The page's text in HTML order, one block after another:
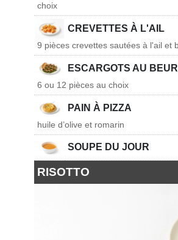
choix
CREVETTES À L'AIL
9 pièces crevettes sautées à l'ail et
ESCARGOTS AU
6 ou 12 pièces au choix
PAIN À PIZZA
huile d’olive et romarin
SOUPE DU JOUR
RISOTTO